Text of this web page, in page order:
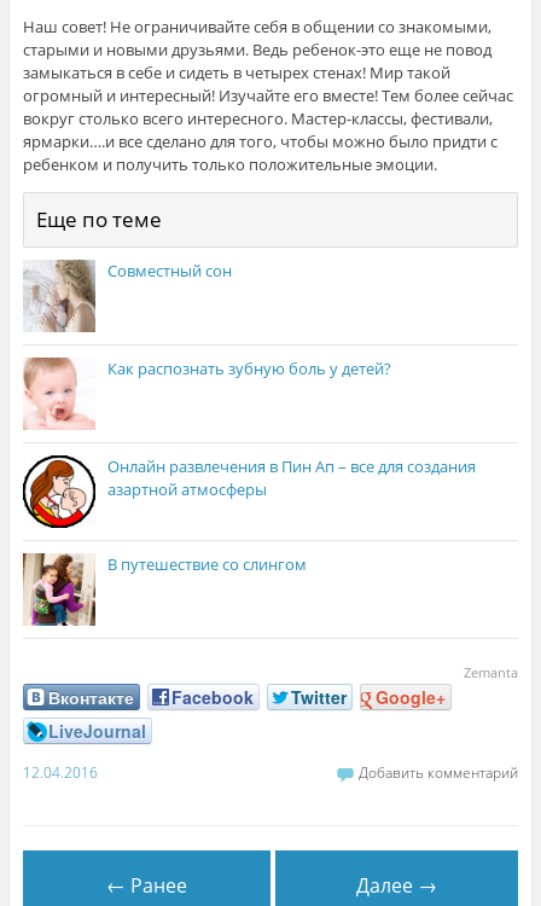
Наш совет! Не ограничивайте себя в общении со знакомыми,
старыми и новыми друзьями. Ведь ребенок-это еще не повод
замыкаться в себе и сидеть в четырех стенах! Мир такой
огромный и интересный! Изучайте его вместе! Тем более сейчас
вокруг столько всего интересного. Мастер-классы, фестивали,
ярмарки….и все сделано для того, чтобы можно было придти с
ребенком и получить только положительные эмоции.
Еще по теме
Совместный сон
Как распознать зубную боль у детей?
Онлайн развлечения в Пин Ап – все для создания
азартной атмосферы
В путешествие со слингом
Zemanta
Вконтакте Facebook Twitter
Google+
LiveJournal
12.04.2016 Добавить комментарий
← Ранее Далее →